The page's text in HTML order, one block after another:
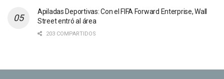
Apiladas Deportivas: Con el FIFA Forward Enterprise, Wall
Street entró al área
203 COMPARTIDOS